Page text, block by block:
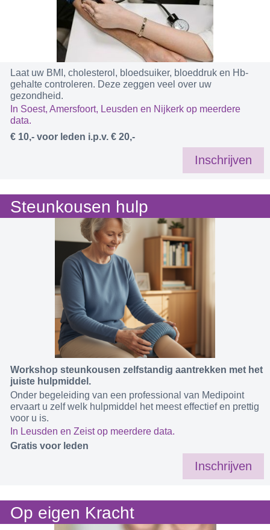
Laat uw BMI, cholesterol, bloedsuiker, bloeddruk en Hb-
gehalte controleren. Deze zeggen veel over uw
gezondheid.
In Soest, Amersfoort, Leusden en Nijkerk op meerdere
data.
€ 10,- voor leden i.p.v. € 20,-
Inschrijven
Steunkousen hulp
Workshop steunkousen zelfstandig aantrekken met het
juiste hulpmiddel.
Onder begeleiding van een professional van Medipoint
ervaart u zelf welk hulpmiddel het meest effectief en prettig
voor u is.
In Leusden en Zeist op meerdere data.
Gratis voor leden
Inschrijven
Op eigen Kracht